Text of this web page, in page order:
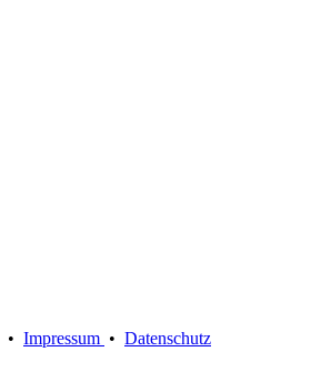
• Impressum • Datenschutz